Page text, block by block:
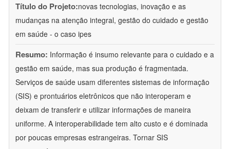
Título do Projeto:novas tecnologias, inovação e as
mudanças na atenção integral, gestão do cuidado e gestão
em saúde - o caso ipes
Resumo: Informação é insumo relevante para o cuidado e a
gestão em saúde, mas sua produção é fragmentada.
Serviços de saúde usam diferentes sistemas de informação
(SIS) e prontuários eletrônicos que não interoperam e
deixam de transferir e utilizar informações de maneira
uniforme. A interoperabilidade tem alto custo e é dominada
por poucas empresas estrangeiras. Tornar SIS